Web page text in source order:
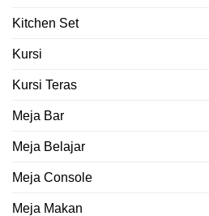
Kitchen Set
Kursi
Kursi Teras
Meja Bar
Meja Belajar
Meja Console
Meja Makan